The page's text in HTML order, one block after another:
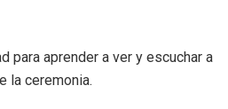
para aprender a ver y escuchar a
la ceremonia.